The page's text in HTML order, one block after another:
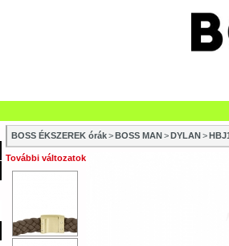
BOSS ÉKSZEREK órák>BOSS MAN>DYLAN>
További változatok